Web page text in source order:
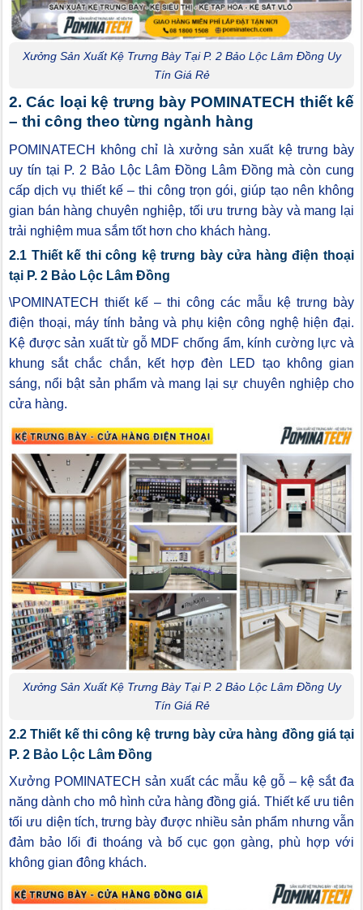
Xưởng Sản Xuất Kệ Trưng Bày Tại P. 2 Bảo Lộc Lâm Đồng Uy
Tín Giá Rẻ
2. Các loại kệ trưng bày POMINATECH thiết kế
– thi công theo từng ngành hàng
POMINATECH không chỉ là xưởng sản xuất kệ trưng bày
uy tín tại P. 2 Bảo Lộc Lâm Đồng Lâm Đồng mà còn cung
cấp dịch vụ thiết kế – thi công trọn gói, giúp tạo nên không
gian bán hàng chuyên nghiệp, tối ưu trưng bày và mang lại
trải nghiệm mua sắm tốt hơn cho khách hàng.
2.1 Thiết kế thi công kệ trưng bày cửa hàng điện thoại
tại P. 2 Bảo Lộc Lâm Đồng
\POMINATECH thiết kế – thi công các mẫu kệ trưng bày
điện thoại, máy tính bảng và phụ kiện công nghệ hiện đại.
Kệ được sản xuất từ gỗ MDF chống ẩm, kính cường lực và
khung sắt chắc chắn, kết hợp đèn LED tạo không gian
sáng, nổi bật sản phẩm và mang lại sự chuyên nghiệp cho
cửa hàng.
Xưởng Sản Xuất Kệ Trưng Bày Tại P. 2 Bảo Lộc Lâm Đồng Uy
Tín Giá Rẻ
2.2 Thiết kế thi công kệ trưng bày cửa hàng đồng giá tại
P. 2 Bảo Lộc Lâm Đồng
Xưởng POMINATECH sản xuất các mẫu kệ gỗ – kệ sắt đa
năng dành cho mô hình cửa hàng đồng giá. Thiết kế ưu tiên
tối ưu diện tích, trưng bày được nhiều sản phẩm nhưng vẫn
đảm bảo lối đi thoáng và bố cục gọn gàng, phù hợp với
không gian đông khách.